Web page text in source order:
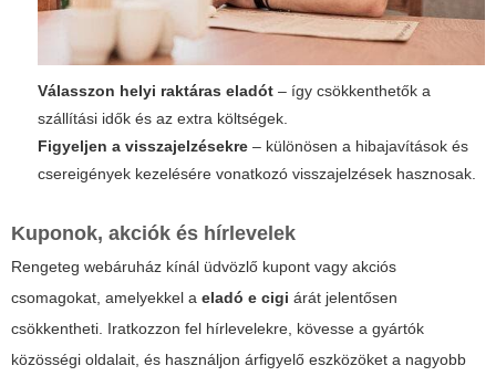
Válasszon helyi raktáras eladót – így csökkenthetők a
szállítási idők és az extra költségek.
Figyeljen a visszajelzésekre – különösen a hibajavítások és
csereigények kezelésére vonatkozó visszajelzések hasznosak.
Kuponok, akciók és hírlevelek
Rengeteg webáruház kínál üdvözlő kupont vagy akciós
csomagokat, amelyekkel a eladó e cigi árát jelentősen
csökkentheti. Iratkozzon fel hírlevelekre, kövesse a gyártók
közösségi oldalait, és használjon árfigyelő eszközöket a nagyobb